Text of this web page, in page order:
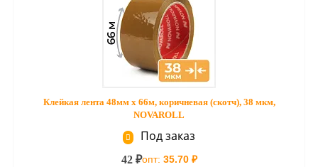
Клейкая лента 48мм х 66м, коричневая (скотч), 38 мкм,
NOVAROLL
Под заказ
42 ₽опт: 35.70 ₽